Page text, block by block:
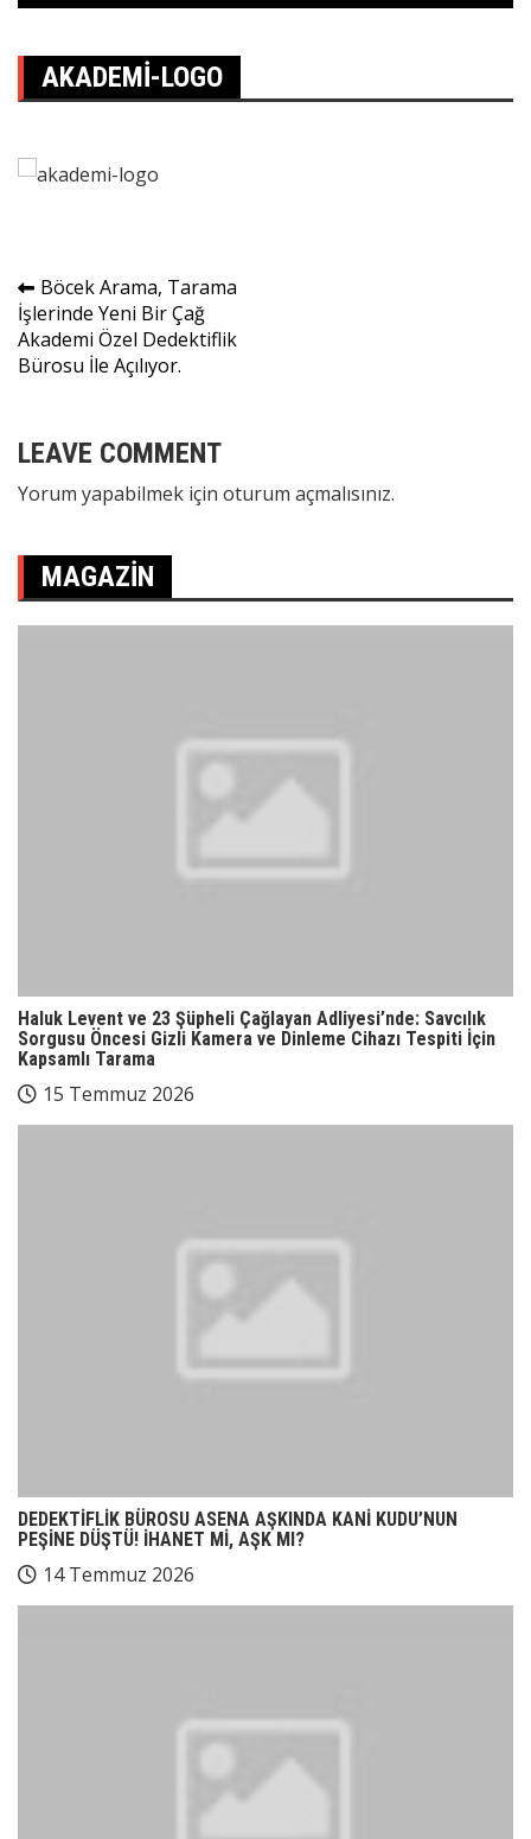
AKADEMI-LOGO
Yazı
gezinmesi
Böcek Arama, Tarama
İşlerinde Yeni Bir Çağ
Akademi Özel Dedektiflik
Bürosu İle Açılıyor.
LEAVE COMMENT
Yorum yapabilmek için oturum açmalısınız.
MAGAZIN
Haluk Levent ve 23 Şüpheli Çağlayan Adliyesi’nde: Savcılık
Sorgusu Öncesi Gizli Kamera ve Dinleme Cihazı Tespiti İçin
Kapsamlı Tarama
15 Temmuz 2026
DEDEKTİFLİK BÜROSU ASENA AŞKINDA KANİ KUDU’NUN
PEŞİNE DÜŞTÜ! İHANET Mİ, AŞK MI?
14 Temmuz 2026